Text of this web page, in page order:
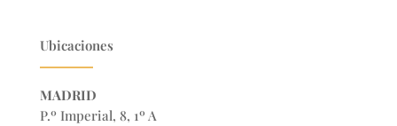
Ubicaciones
MADRID
P.º Imperial, 8, 1º A